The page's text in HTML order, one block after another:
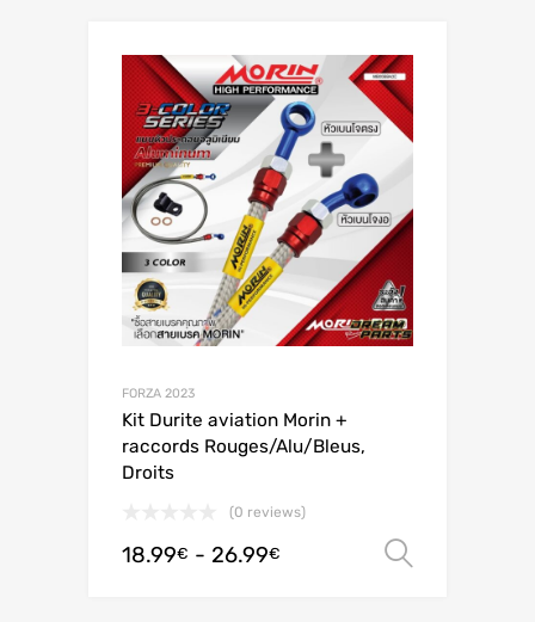
FORZA 2023
Kit Durite aviation Morin +
raccords Rouges/Alu/Bleus,
Droits
(0 reviews)
18.99€ - 26.99€